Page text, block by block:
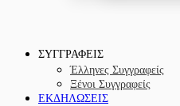
ΣΥΓΓΡΑΦΕΙΣ
Έλληνες Συγγραφείς
Ξένοι Συγγραφείς
ΕΚΔΗΛΩΣΕΙΣ